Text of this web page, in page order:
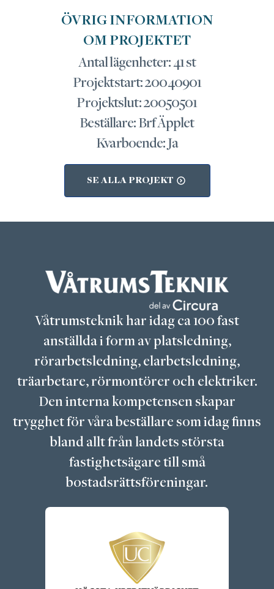
ÖVRIG INFORMATION
OM PROJEKTET
Antal lägenheter: 41 st
Projektstart: 20040901
Projektslut: 20050501
Beställare: Brf Äpplet
Kvarboende: Ja
SE ALLA PROJEKT
Våtrumsteknik har idag ca 100 fast
anställda i form av platsledning,
rörarbetsledning, elarbetsledning,
träarbetare, rörmontörer och elektriker.
Den interna kompetensen skapar
trygghet för våra beställare som idag finns
bland allt från landets största
fastighetsägare till små
bostadsrättsföreningar.